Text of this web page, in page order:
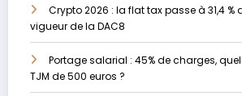
Crypto 2026 : la flat tax passe à 31,4 %
vigueur de la DAC8
Portage salarial : 45% de charges,
TJM de 500 euros ?